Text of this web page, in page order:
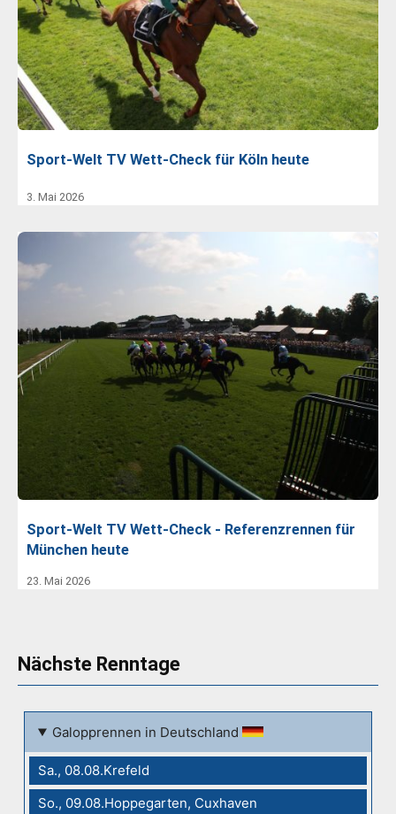
Sport-Welt TV Wett-Check für Köln heute
3. Mai 2026
Sport-Welt TV Wett-Check - Referenzrennen für
München heute
23. Mai 2026
Nächste Renntage
Galopprennen in Deutschland
Sa., 08.08.Krefeld
So., 09.08.Hoppegarten, Cuxhaven